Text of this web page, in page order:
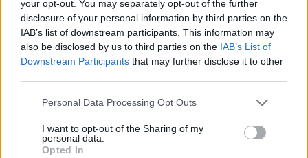
your opt-out. You may separately opt-out of the further
disclosure of your personal information by third parties on the
IAB’s list of downstream participants. This information may
also be disclosed by us to third parties on the IAB’s List of
Downstream Participants that may further disclose it to other
Personal Data Processing Opt Outs
I want to opt-out of the Sharing of my
personal data.
Opted In